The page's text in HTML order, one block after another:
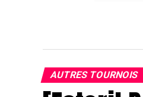
AUTRES TOURNOIS